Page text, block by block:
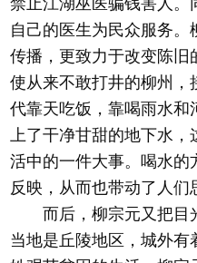
禁止江湖巫医骗钱害人。
自己的医生为民众服务
传播，更致力于改变陈旧
使从来不敢打井的柳州，
代靠天吃饭，靠喝雨水和
上了干净甘甜的地下水，
活中的一件大事。喝水的
反映，从而也带动了人们
而后，柳宗元又把目光
当地是丘陵地区，城外有